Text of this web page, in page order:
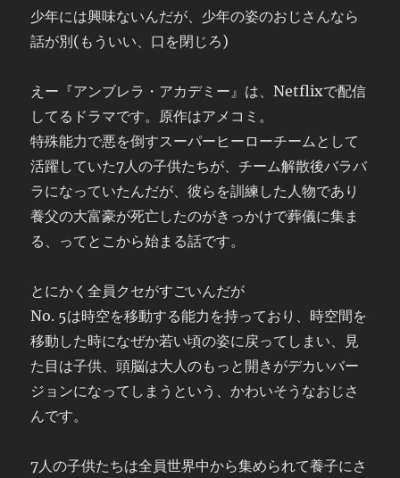
少年には興味ないんだが、少年の姿のおじさんなら
話が別(もういい、口を閉じろ)
えー『アンブレラ・アカデミー』は、Netflixで配信
してるドラマです。原作はアメコミ。
特殊能力で悪を倒すスーパーヒーローチームとして
活躍していた7人の子供たちが、チーム解散後バラバ
ラになっていたんだが、彼らを訓練した人物であり
養父の大富豪が死亡したのがきっかけで葬儀に集ま
る、ってとこから始まる話です。
とにかく全員クセがすごいんだが
No. 5は時空を移動する能力を持っており、時空間を
移動した時になぜか若い頃の姿に戻ってしまい、見
た目は子供、頭脳は大人のもっと開きがデカいバー
ジョンになってしまうという、かわいそうなおじさ
んです。
7人の子供たちは全員世界中から集められて養子にさ